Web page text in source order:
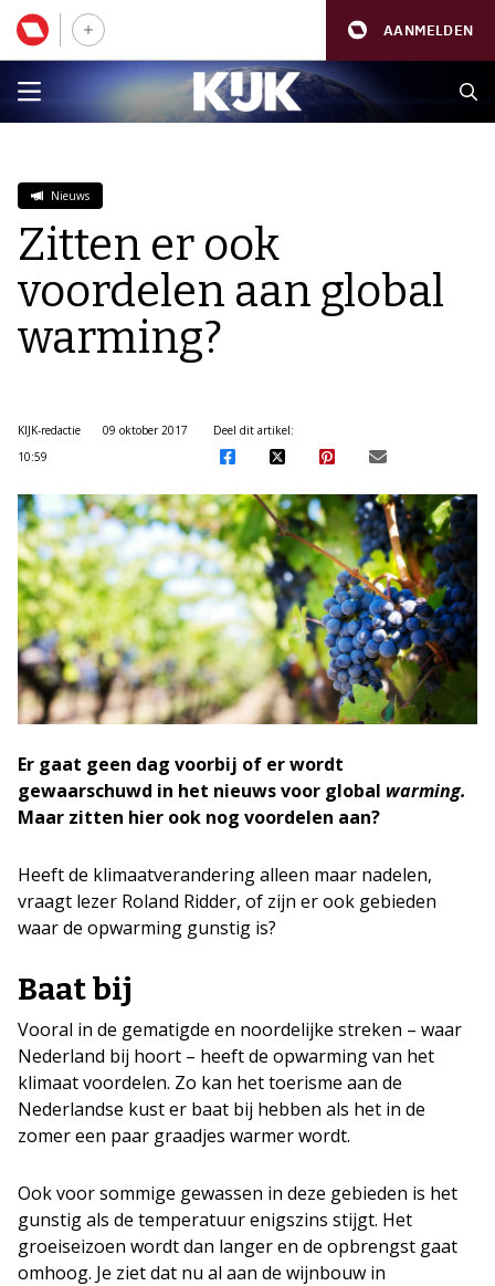
AANMELDEN
Nieuws
Zitten er ook
voordelen aan global
warming?
KIJK-redactie
09 oktober 2017
10:59
Deel dit artikel:
Er gaat geen dag voorbij of er wordt
gewaarschuwd in het nieuws voor global warming.
Maar zitten hier ook nog voordelen aan?
Heeft de klimaatverandering alleen maar nadelen,
vraagt lezer Roland Ridder, of zijn er ook gebieden
waar de opwarming gunstig is?
Baat bij
Vooral in de gematigde en noordelijke streken – waar
Nederland bij hoort – heeft de opwarming van het
klimaat voordelen. Zo kan het toerisme aan de
Nederlandse kust er baat bij hebben als het in de
zomer een paar graadjes warmer wordt.
Ook voor sommige gewassen in deze gebieden is het
gunstig als de temperatuur enigszins stijgt. Het
groeiseizoen wordt dan langer en de opbrengst gaat
omhoog. Je ziet dat nu al aan de wijnbouw in